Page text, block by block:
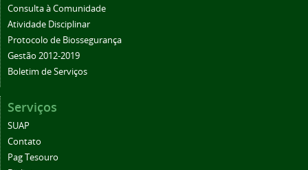
Consulta à Comunidade
Atividade Disciplinar
Protocolo de Biossegurança
Gestão 2012-2019
Boletim de Serviços
Serviços
SUAP
Contato
Pag Tesouro